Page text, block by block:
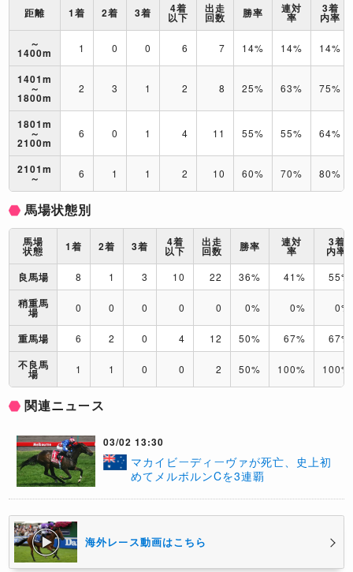
距離 1着 2着 3着 4着
以下
出走
回数 勝率 連対
率
3着
内率
～
1400m 1 0 0 6 7 14% 14% 14%
1401m
～
1800m
2 3 1 2 8 25% 63% 75%
1801m
～
2100m
6 0 1 4 11 55% 55% 64%
2101m
～ 6 1 1 2 10 60% 70% 80%
馬場状態別
馬場
状態 1着 2着 3着 4着
以下
出走
回数 勝率 連対
率
3着
内率
良馬場
8 1 3 10 22 36% 41% 55%
稍重馬
場 0 0 0 0 0 0% 0% 0%
重馬場 6 2 0 4 12 50% 67% 67%
不良馬
場 1 1 0 0 2 50% 100% 100%
関連ニュース
03/02 13:30
マカイビーディーヴァが死亡、史上初
めてメルボルンCを3連覇
海外レース動画はこちら